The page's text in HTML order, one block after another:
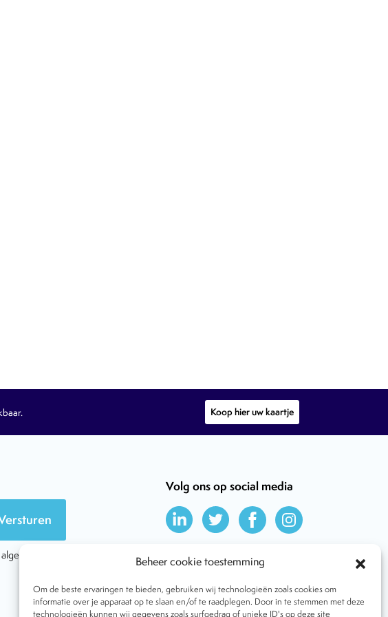
Beheer cookie toestemming
Om de beste ervaringen te bieden, gebruiken wij technologieën zoals cookies om
informatie over je apparaat op te slaan en/of te raadplegen. Door in te stemmen met deze
technologieën kunnen wij gegevens zoals surfgedrag of unieke ID's op deze site
Koop hier uw kaartje
algemene
Volg ons op social media